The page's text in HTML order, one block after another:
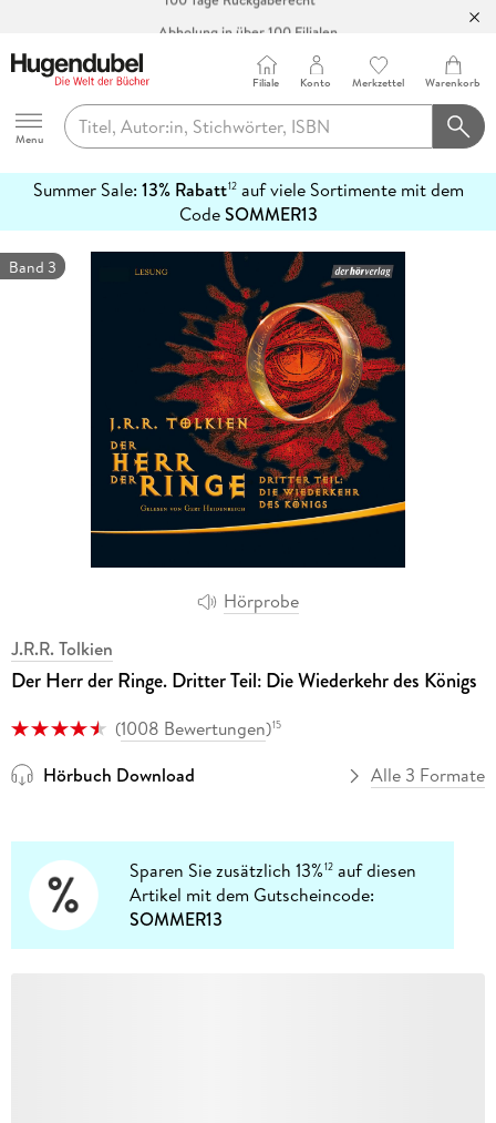
Abholung in über 100 Filialen
Hugendubel
Menu
Filiale Konto Merkzettel Warenkorb
Summer Sale: 13% Rabatt12auf viele Sortimente mit dem
CodeSOMMER13
erfahren
Hörprobe
Band 3
J.R.R. Tolkien
Der Herr der Ringe. Dritter Teil: Die Wiederkehr des Königs
(1008 Bewertungen)15
Hörbuch Download Alle 3 Formate
Sparen Sie zusätzlich 13%12 auf diesen
Artikel mit dem Gutscheincode:
SOMMER13